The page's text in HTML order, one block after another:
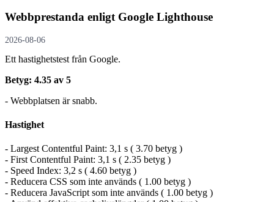
Webbprestanda enligt Google Lighthouse
2026-08-06
Ett hastighetstest från Google.
Betyg: 4.35 av 5
- Webbplatsen är snabb.
Hastighet
- Largest Contentful Paint: 3,1 s ( 3.70 betyg )
- First Contentful Paint: 3,1 s ( 2.35 betyg )
- Speed Index: 3,2 s ( 4.60 betyg )
- Reducera CSS som inte används ( 1.00 betyg )
- Reducera JavaScript som inte används ( 1.00 betyg )